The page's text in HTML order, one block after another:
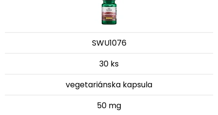
SWU1076
30 ks
vegetariánska kapsula
50 mg